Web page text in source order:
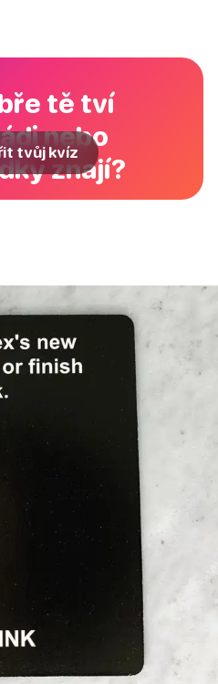
tě tví
nebo
znají?
tvůj kvíz